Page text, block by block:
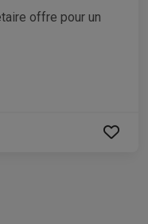
offre pour un